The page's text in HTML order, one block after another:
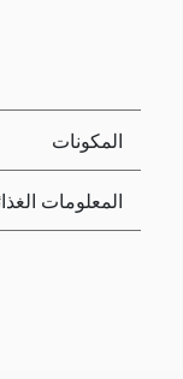
المكونات
المعلومات